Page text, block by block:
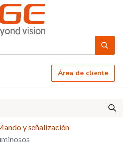
Área de cliente
y señalización